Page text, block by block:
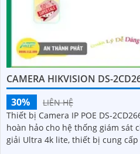
CAMERA HIKVISION DS-
30%
LIÊN HỆ
Thiết bị Camera IP POE DS-
hoàn hảo cho hệ thống giám sát chất
giải Ultra 4k lite, thiết bị cung